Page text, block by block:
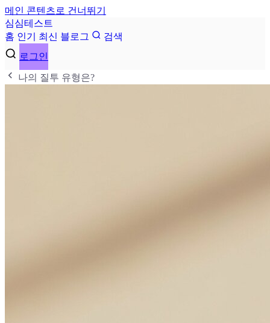
메인 콘텐츠로 건너뛰기
심심테 스 트
홈 인기 최신 블로그
검색
로그인
나의 질투 유형은?